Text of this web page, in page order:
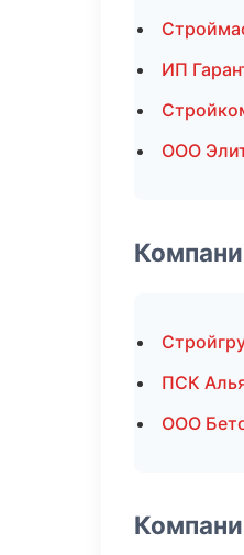
ИП
ООО
ПСК
ООО